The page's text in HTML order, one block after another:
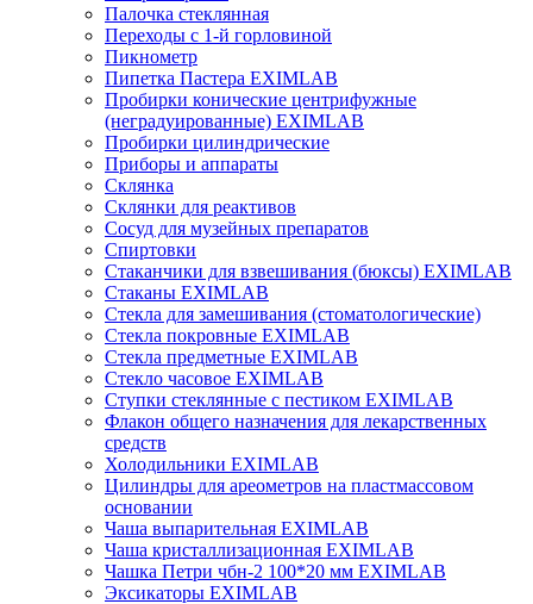
Палочка стеклянная
Переходы с 1-й горловиной
Пикнометр
Пипетка Пастера EXIMLAB
Пробирки конические центрифужные
(неградуированные) EXIMLAB
Пробирки цилиндрические
Приборы и аппараты
Склянка
Склянки для реактивов
Сосуд для музейных препаратов
Спиртовки
Стаканчики для взвешивания (бюксы) EXIMLAB
Стаканы EXIMLAB
Стекла для замешивания (стоматологические)
Стекла покровные EXIMLAB
Стекла предметные EXIMLAB
Стекло часовое EXIMLAB
Ступки стеклянные с пестиком EXIMLAB
Флакон общего назначения для лекарственных
средств
Холодильники EXIMLAB
Цилиндры для ареометров на пластмассовом
основании
Чаша выпарительная EXIMLAB
Чаша кристаллизационная EXIMLAB
Чашка Петри чбн-2 100*20 мм EXIMLAB
Эксикаторы EXIMLAB